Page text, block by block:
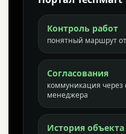
Контроль работ
понятный маршрут
Согласования
коммуникация через
менеджера
История объекта